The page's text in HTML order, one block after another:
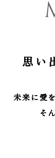
思い
未来に愛
そ